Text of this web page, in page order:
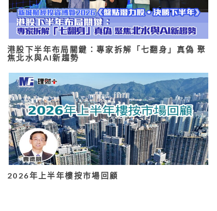
港股下半年布局關鍵：專家拆解「七翻身」真偽 聚
焦北水與AI新趨勢
2026年上半年樓按市場回顧